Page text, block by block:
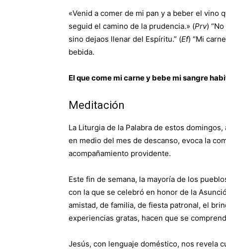
«Venid a comer de mi pan y a beber el vino
seguid el camino de la prudencia.» (Prv)
sino dejaos llenar del Espíritu.” (Ef) “Mi
bebida.
El que come mi carne y bebe mi sangre
Meditación
La Liturgia de la Palabra de estos
en medio del mes de descanso, evoca la
acompañamiento providente.
Este fin de semana, la mayoría de los
con la que se celebró en honor de la
amistad, de familia, de fiesta patronal, el
experiencias gratas, hacen que se
Jesús, con lenguaje doméstico, nos revela